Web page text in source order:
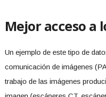
Mejor acceso a
Un ejemplo de este tipo de
comunicación de imágenes
trabajo de las imágenes